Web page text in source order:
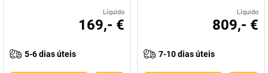
Líquido
169,- €
5-6 dias úteis
Líquido
809,- €
7-10 dias úteis